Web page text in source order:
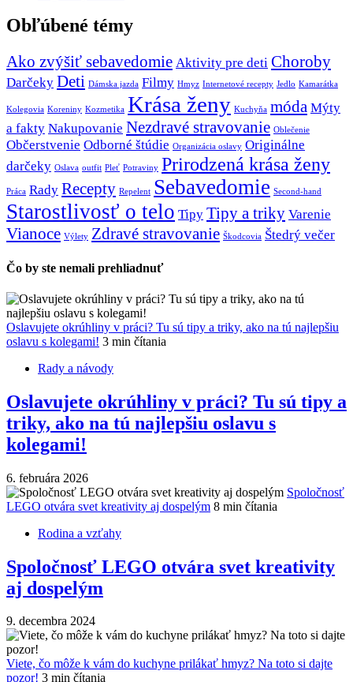
Obľúbené témy
Ako zvýšiť sebavedomie Aktivity pre deti Choroby
Darčeky Deti Dámska jazda Filmy Hmyz Internetové recepty Jedlo Kamarátka
Kolegovia Koreniny Kozmetika Krása ženy Kuchyňa móda Mýty
a fakty Nakupovanie Nezdravé stravovanie Oblečenie
Občerstvenie Odborné štúdie Organizácia oslavy Originálne
darčeky Oslava outfit Pleť Potraviny Prirodzená krása ženy
Práca Rady Recepty Repelent Sebavedomie Second-hand
Starostlivosť o telo Tipy Tipy a triky Varenie
Vianoce Výlety Zdravé stravovanie Škodcovia Štedrý večer
Čo by ste nemali prehliadnuť
Oslavujete okrúhliny v práci? Tu sú tipy a triky, ako na tú najlepšiu
oslavu s kolegami! 3 min čítania
Rady a návody
Oslavujete okrúhliny v práci? Tu sú tipy a
triky, ako na tú najlepšiu oslavu s
kolegami!
6. februára 2026
Spoločnosť
LEGO otvára svet kreativity aj dospelým 8 min čítania
Rodina a vzťahy
Spoločnosť LEGO otvára svet kreativity
aj dospelým
9. decembra 2024
Viete, čo môže k vám do kuchyne prilákať hmyz? Na toto si dajte
pozor! 3 min čítania